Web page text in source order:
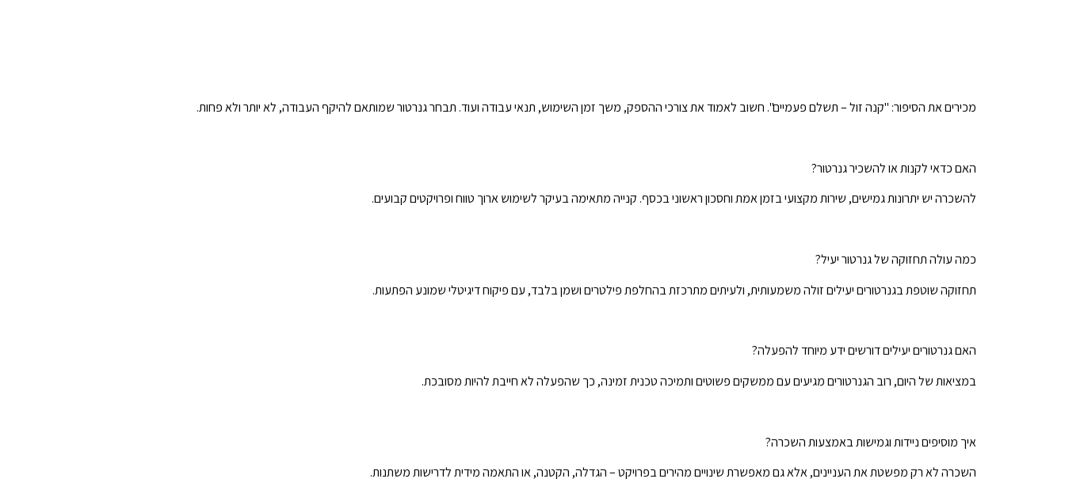
מכירים את הסיפור: "קנה זול – תשלם פעמיים". חשוב לאמוד את צורכי ההספק, משך זמן השימוש, תנאי עבודה ועוד. תבחר גנרטור שמותאם להיקף העבודה, לא יותר ולא פחות.
האם כדאי לקנות או להשכיר גנרטור?
להשכרה יש יתרונות גמישים, שירות מקצועי בזמן אמת וחסכון ראשוני בכסף. קנייה מתאימה בעיקר לשימוש ארוך טווח ופרויקטים קבועים.
כמה עולה תחזוקה של גנרטור יעיל?
תחזוקה שוטפת בגנרטורים יעילים זולה משמעותית, ולעיתים מתרכזת בהחלפת פילטרים ושמן בלבד, עם פיקוח דיגיטלי שמונע הפתעות.
האם גנרטורים יעילים דורשים ידע מיוחד להפעלה?
במציאות של היום, רוב הגנרטורים מגיעים עם ממשקים פשוטים ותמיכה טכנית זמינה, כך שהפעלה לא חייבת להיות מסובכת.
איך מוסיפים ניידות וגמישות באמצעות השכרה?
השכרה לא רק מפשטת את העניינים, אלא גם מאפשרת שינויים מהירים בפרויקט – הגדלה, הקטנה, או התאמה מידית לדרישות משתנות.